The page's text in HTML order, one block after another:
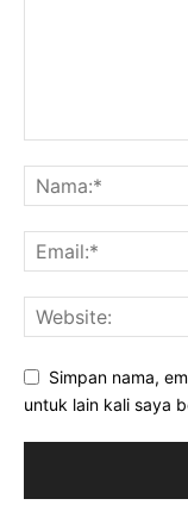
Simpan nama,
untuk lain kali saya